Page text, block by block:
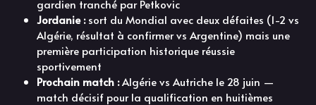
gardien tranché par Petkovic
Jordanie :sort du Mondial avec deux défaites (1-2 vs
Algérie, résultat à confirmer vs Argentine) mais une
première participation historique réussie
sportivement
Prochain match :Algérie vs Autriche le 28 juin —
match décisif pour la qualification en huitièmes